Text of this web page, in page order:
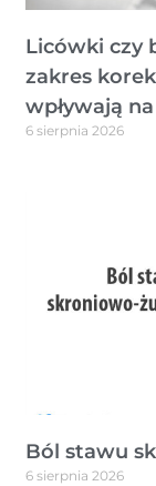
Licówki czy
zakres
wpływają
6 sierpnia 2026
Ból stawu
6 sierpnia 2026